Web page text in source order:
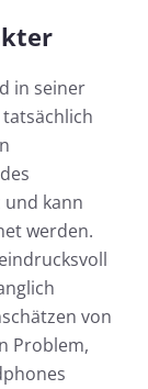
in seiner
und kann
werden.
von
Problem,